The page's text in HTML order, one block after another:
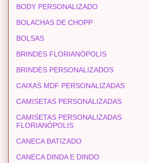
BODY PERSONALIZADO
BOLACHAS DE CHOPP
BOLSAS
BRINDES FLORIANÓPOLIS
BRINDES PERSONALIZADOS
CAIXAS MDF PERSONALIZADAS
CAMISETAS PERSONALIZADAS
CAMISETAS PERSONALIZADAS
FLORIANÓPOLIS
CANECA BATIZADO
CANECA DINDA E DINDO